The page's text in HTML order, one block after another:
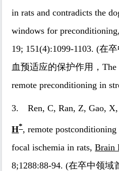
in rats and contradicts the
windows for
19; 151(4):1099-1103. (在
血预适应的保护作用，The
remote preconditioning in
3. Ren, C, Ran, Z, Gao, X,
H*, remote
focal ischemia in rats,Brain
8;1288:88-94. (在卒中领